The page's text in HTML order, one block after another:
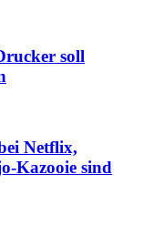
soll
Netflix,
Kazooie sind